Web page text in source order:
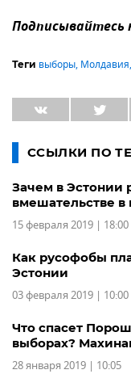
Подписывайтесь
Теги выборы, Молдавия,
ССЫЛКИ ПО
Зачем в Эстонии
вмешательстве
15 февраля 2019 | 18:00
Как русофобы
Эстонии
03 февраля 2019 | 10:00
Что спасет
выборах?
28 января 2019 | 10:05